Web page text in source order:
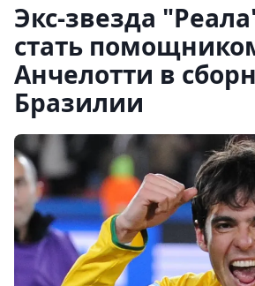
Экс-звезда
стать
Анчелотти в
Бразилии